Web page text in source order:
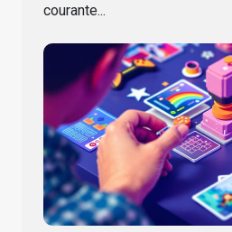
courante...